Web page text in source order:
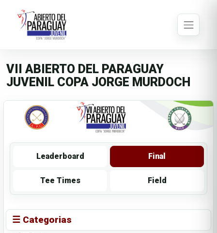
VII ABIERTO DEL PARAGUAY
JUVENIL COPA JORGE MURDOCH
Leaderboard Final
Tee Times Field
☰ Categorias